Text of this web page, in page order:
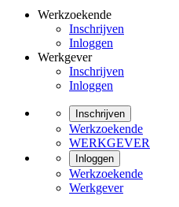
Werkzoekende
Inschrijven
Inloggen
Werkgever
Inschrijven
Inloggen
Inschrijven
Werkzoekende
WERKGEVER
Inloggen
Werkzoekende
Werkgever